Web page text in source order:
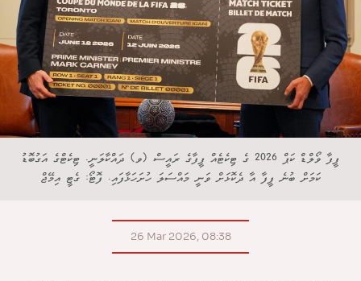
ފީފާ ވޯލްޑް ކަޕް 2026 ގެ ޓިކެޓެއް ފީފާގެ ރައީސް (ވ) ދައްކާލަނީ. ޓިކެޓްގެ އަގުބޮޑު
ކަމަށް ބުނެ ފީފާ އާ ދެކޮޅަށް ވަނީ މައްސަލަ ހުށަހަޅާފައި. ފޮޓޯ: ގެޓީ އިމޭޖް
26 Mar 2026, 08:38